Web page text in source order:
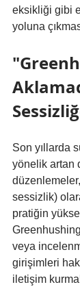
eksikliği gibi
yoluna
Son yıllarda
yönelik artan
sessizlik)
pratiğin
veya
girişimleri
iletişim